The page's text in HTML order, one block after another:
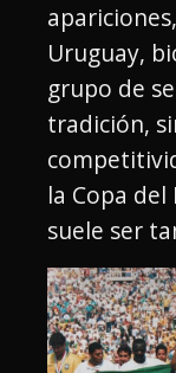
Uruguay,
grupo de
tradición,
la Copa
suele ser